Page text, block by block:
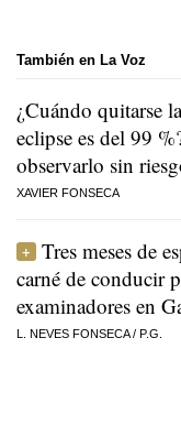
También en La Voz
¿Cuándo quitarse
eclipse es del 99
observarlo sin
XAVIER FONSECA
Tres meses de
carné de conducir
examinadores en
L. NEVES FONSECA/ P.G.